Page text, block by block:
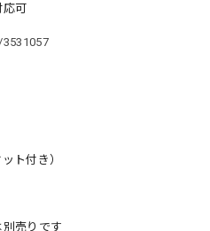
応可
ト付き）
売りです